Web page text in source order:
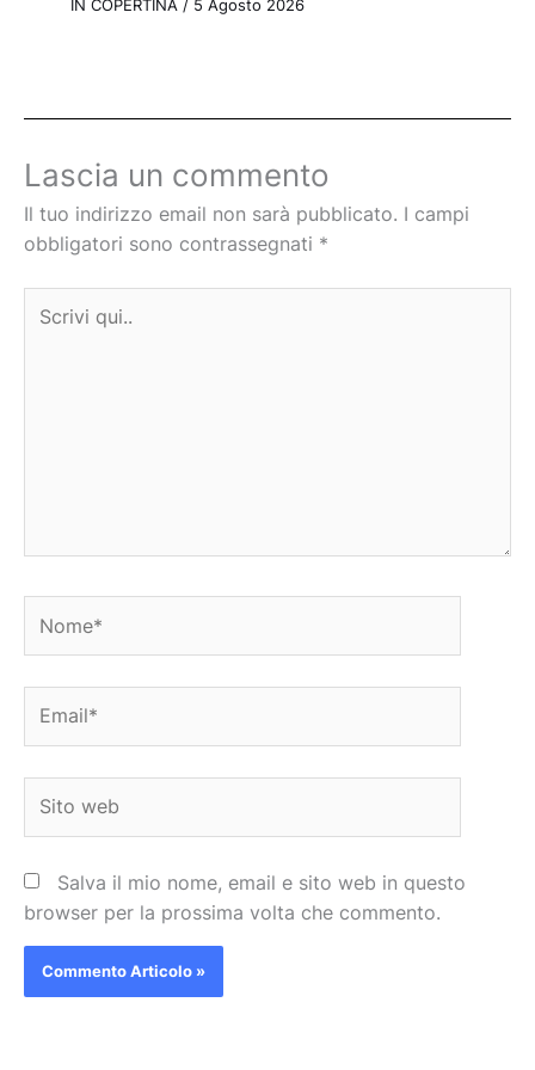
IN COPERTINA / 5 Agosto 2026
Lascia un commento
Il tuo indirizzo email non sarà pubblicato. I campi
obbligatori sono contrassegnati *
qui..
web
Salva il mio nome, email e sito web in questo
browser per la prossima volta che commento.